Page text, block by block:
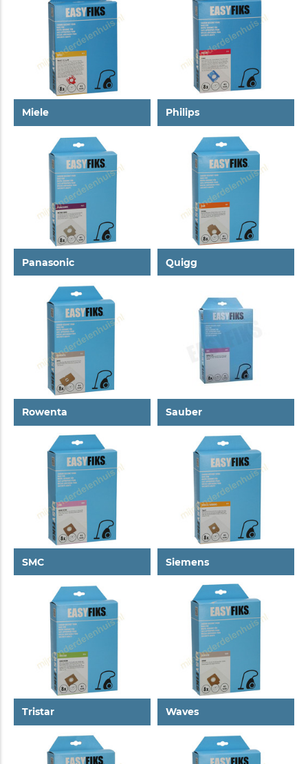
Miele Philips
Panasonic Quigg
Rowenta Sauber
SMC Siemens
Tristar Waves